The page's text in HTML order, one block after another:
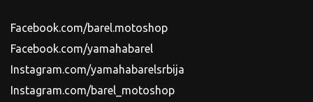
Facebook.com/barel.motoshop
Facebook.com/yamahabarel
Instagram.com/yamahabarelsrbija
Instagram.com/barel_motoshop